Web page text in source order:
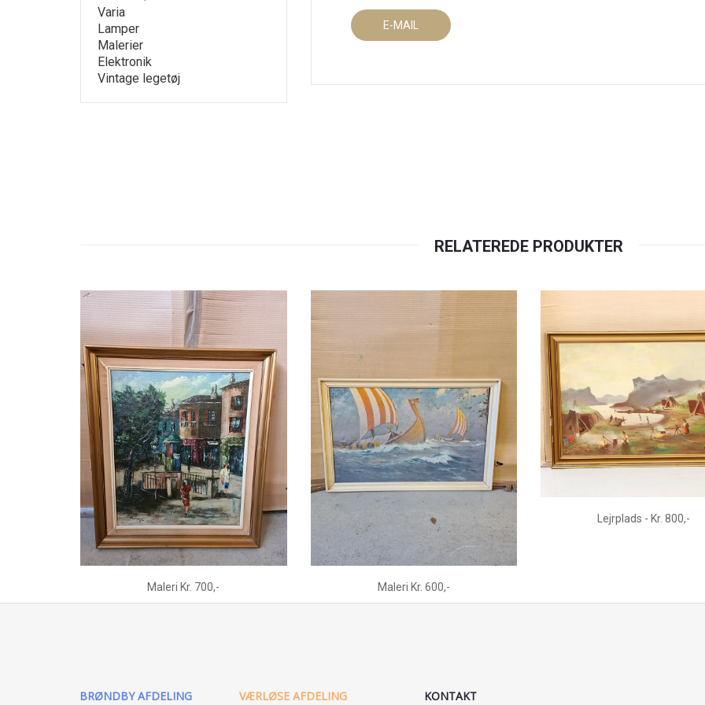
Varia
Lamper
Malerier
Elektronik
Vintage legetøj
E-MAIL
RELATEREDE PRODUKTER
Maleri Kr. 700,- Maleri Kr. 600,-
Lejrplads - Kr. 800,-
BRØNDBY AFDELING VÆRLØSE AFDELING KONTAKT